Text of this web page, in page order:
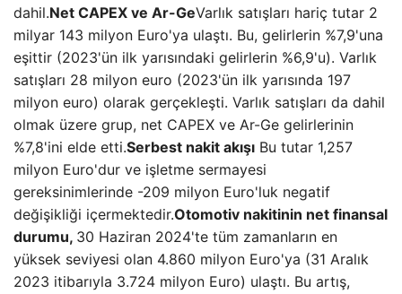
dahil.Net CAPEX ve Ar-GeVarlık satışları hariç tutar 2
milyar 143 milyon Euro'ya ulaştı. Bu, gelirlerin %7,9'una
eşittir (2023'ün ilk yarısındaki gelirlerin %6,9'u). Varlık
satışları 28 milyon euro (2023'ün ilk yarısında 197
milyon euro) olarak gerçekleşti. Varlık satışları da dahil
olmak üzere grup, net CAPEX ve Ar-Ge gelirlerinin
%7,8'ini elde etti.Serbest nakit akışı Bu tutar 1,257
milyon Euro'dur ve işletme sermayesi
gereksinimlerinde -209 milyon Euro'luk negatif
değişikliği içermektedir.Otomotiv nakitinin net finansal
durumu, 30 Haziran 2024'te tüm zamanların en
yüksek seviyesi olan 4.860 milyon Euro'ya (31 Aralık
2023 itibarıyla 3.724 milyon Euro) ulaştı. Bu artış,